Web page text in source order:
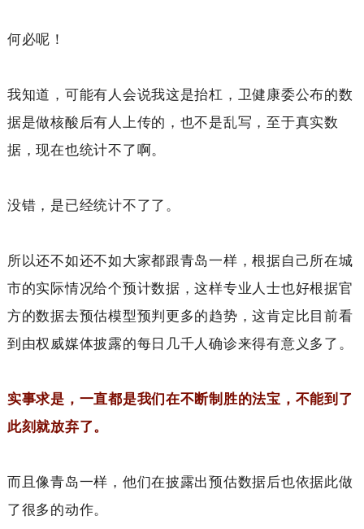
何必呢！
我知道，可能有人会说我这是抬杠，卫健康委公布的数
据是做核酸后有人上传的，也不是乱写，至于真实数
据，现在也统计不了啊。
没错，是已经统计不了了。
所以还不如还不如大家都跟青岛一样，根据自己所在城
市的实际情况给个预计数据，这样专业人士也好根据官
方的数据去预估模型预判更多的趋势，这肯定比目前看
到由权威媒体披露的每日几千人确诊来得有意义多了。
实事求是，一直都是我们在不断制胜的法宝，不能到了
此刻就放弃了。
而且像青岛一样，他们在披露出预估数据后也依据此做
了很多的动作。